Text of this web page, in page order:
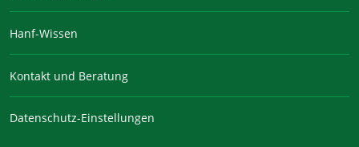
Hanf-Wissen
Kontakt und Beratung
Datenschutz-Einstellungen